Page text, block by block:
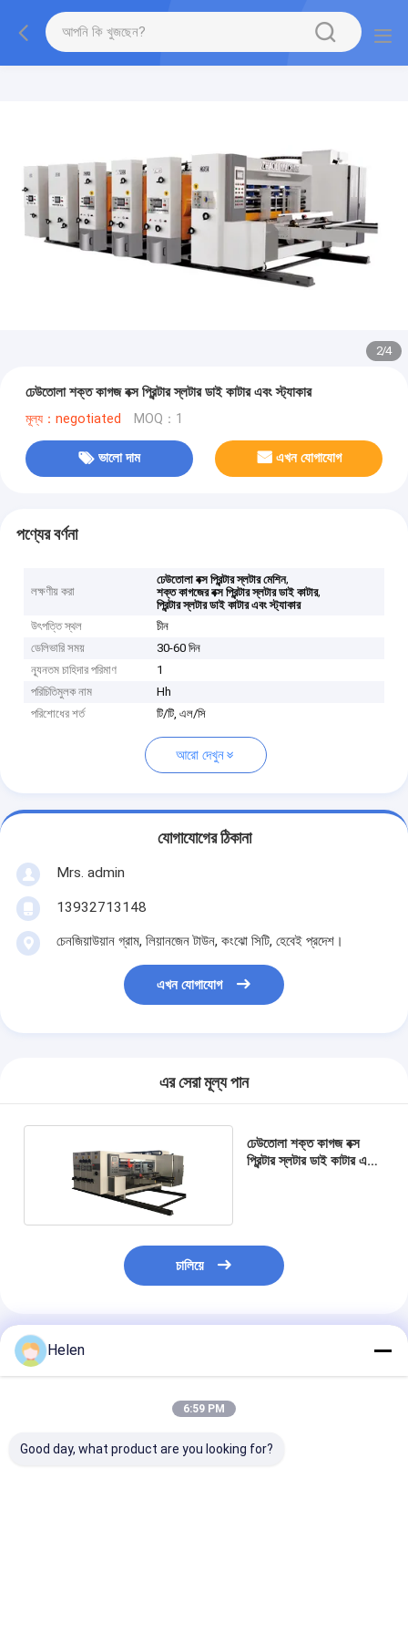
2/4
ঢেউতোলা শক্ত কাগজ বক্স প্রিন্টার স্লটার ডাই কাটার এবং স্ট্যাকার
মূল্য：negotiated MOQ：1
ভালো দাম এখন যোগাযোগ
পণ্যের বর্ণনা
লক্ষণীয় করা
ঢেউতোলা বক্স প্রিন্টার স্লটার মেশিন,
শক্ত কাগজের বক্স প্রিন্টার স্লটার ডাই কাটার,
প্রিন্টার স্লটার ডাই কাটার এবং স্ট্যাকার
উৎপত্তি স্থল
চীন
ডেলিভারি সময়
30-60 দিন
ন্যূনতম চাহিদার পরিমাণ
1
পরিচিতিমুলক নাম
Hh
পরিশোধের শর্ত
টি/টি, এল/সি
আরো দেখুন
যোগাযোগের ঠিকানা
Mrs. admin
13932713148
চেনজিয়াউয়ান গ্রাম, লিয়ানজেন টাউন, কংঝো সিটি, হেবেই প্রদেশ।
এখন যোগাযোগ
এর সেরা মূল্য পান
ঢেউতোলা শক্ত কাগজ বক্স
প্রিন্টার স্লটার ডাই কাটার এবং
চালিয়ে
প্রস্তাবিত পণ্য
Helen
6:59 PM
Good day, what product are you looking for?